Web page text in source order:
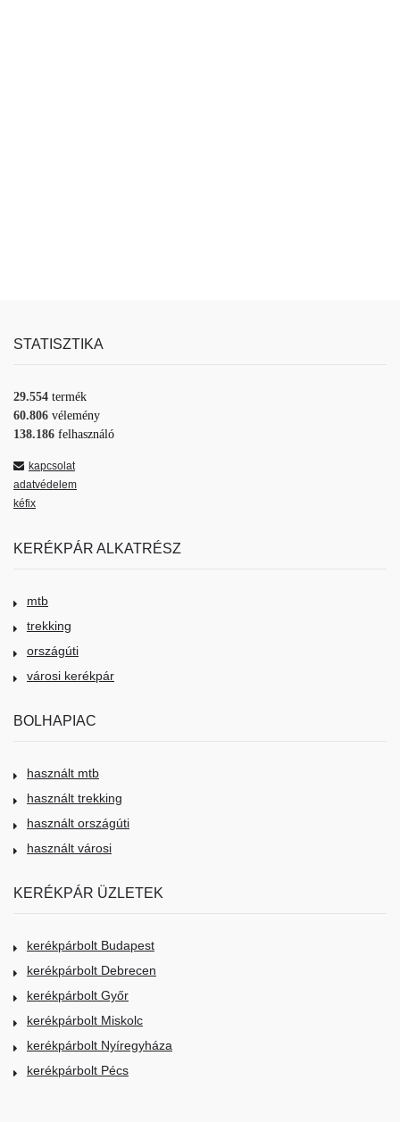
STATISZTIKA
29.554 termék
60.806 vélemény
138.186 felhasználó
kapcsolat
adatvédelem
kéfix
KERÉKPÁR ALKATRÉSZ
mtb
trekking
országúti
városi kerékpár
BOLHAPIAC
használt mtb
használt trekking
használt országúti
használt városi
KERÉKPÁR ÜZLETEK
kerékpárbolt Budapest
kerékpárbolt Debrecen
kerékpárbolt Győr
kerékpárbolt Miskolc
kerékpárbolt Nyíregyháza
kerékpárbolt Pécs